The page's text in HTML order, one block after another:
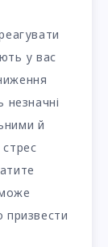
у вас
незначні
й
призвести